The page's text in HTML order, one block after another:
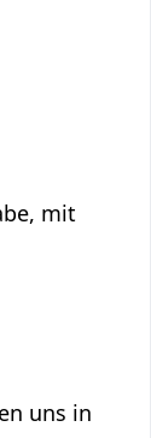
mit
uns in